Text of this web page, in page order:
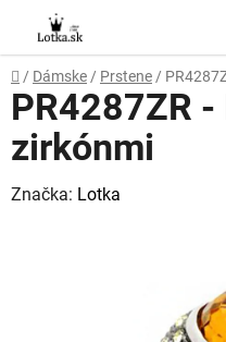
obsah
Domov
/ Dámske / Prstene /
PR4287ZR
zirkónmi
Značka: Lotka